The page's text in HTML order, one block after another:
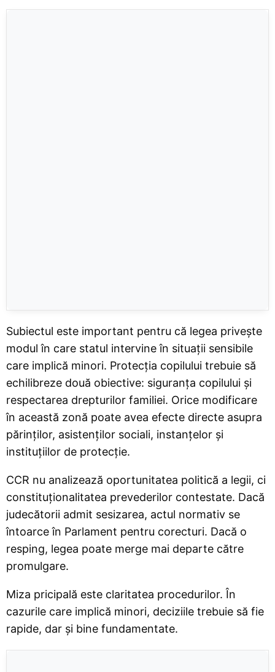
Subiectul este important pentru că legea privește
modul în care statul intervine în situații sensibile
care implică minori. Protecția copilului trebuie să
echilibreze două obiective: siguranța copilului și
respectarea drepturilor familiei. Orice modificare
în această zonă poate avea efecte directe asupra
părinților, asistenților sociali, instanțelor și
instituțiilor de protecție.
CCR nu analizează oportunitatea politică a legii, ci
constituționalitatea prevederilor contestate. Dacă
judecătorii admit sesizarea, actul normativ se
întoarce în Parlament pentru corecturi. Dacă o
resping, legea poate merge mai departe către
promulgare.
Miza pricipală este claritatea procedurilor. În
cazurile care implică minori, deciziile trebuie să fie
rapide, dar și bine fundamentate.